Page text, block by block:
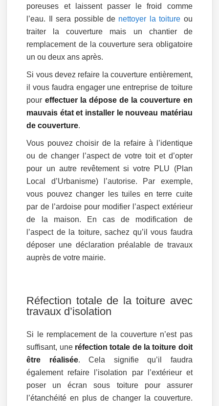
poreuses et laissent passer le froid comme
l’eau. Il sera possible de nettoyer la toiture ou
traiter la couverture mais un chantier de
remplacement de la couverture sera obligatoire
un ou deux ans après.
Si vous devez refaire la couverture entièrement,
il vous faudra engager une entreprise de toiture
pour effectuer la dépose de la couverture en
mauvais état et installer le nouveau matériau
de couverture.
Vous pouvez choisir de la refaire à l’identique
ou de changer l’aspect de votre toit et d’opter
pour un autre revêtement si votre PLU (Plan
Local d’Urbanisme) l’autorise. Par exemple,
vous pouvez changer les tuiles en terre cuite
par de l’ardoise pour modifier l’aspect extérieur
de la maison. En cas de modification de
l’aspect de la toiture, sachez qu’il vous faudra
déposer une déclaration préalable de travaux
auprès de votre mairie.
Réfection totale de la toiture avec
travaux d’isolation
Si le remplacement de la couverture n’est pas
suffisant, une réfection totale de la toiture doit
être réalisée. Cela signifie qu’il faudra
également refaire l’isolation par l’extérieur et
poser un écran sous toiture pour assurer
l’étanchéité en plus de changer la couverture.